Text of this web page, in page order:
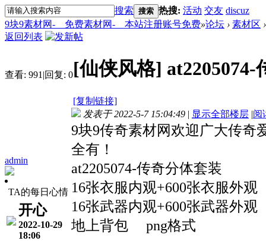
搜索 搜索 热搜: 活动 交友 discuz
9块9素材网-＿免费素材网-＿本站注册账号免费»论坛 › 素材区 ›
返回列表
查看: 991 |回复: 0[仙侠风格]
[复制链接]
admin
TA的每日心情
开心
2022-10-29
18:06
发表于 2022-5-7 15:04:49 | 显示全部楼层 |阅
9块9传奇素材网欢迎广大传奇
全有！
at2205074-传奇分体套装
16张衣服内观+600张衣服外观
16张武器内观+600张武器外观
地上背包 png格式